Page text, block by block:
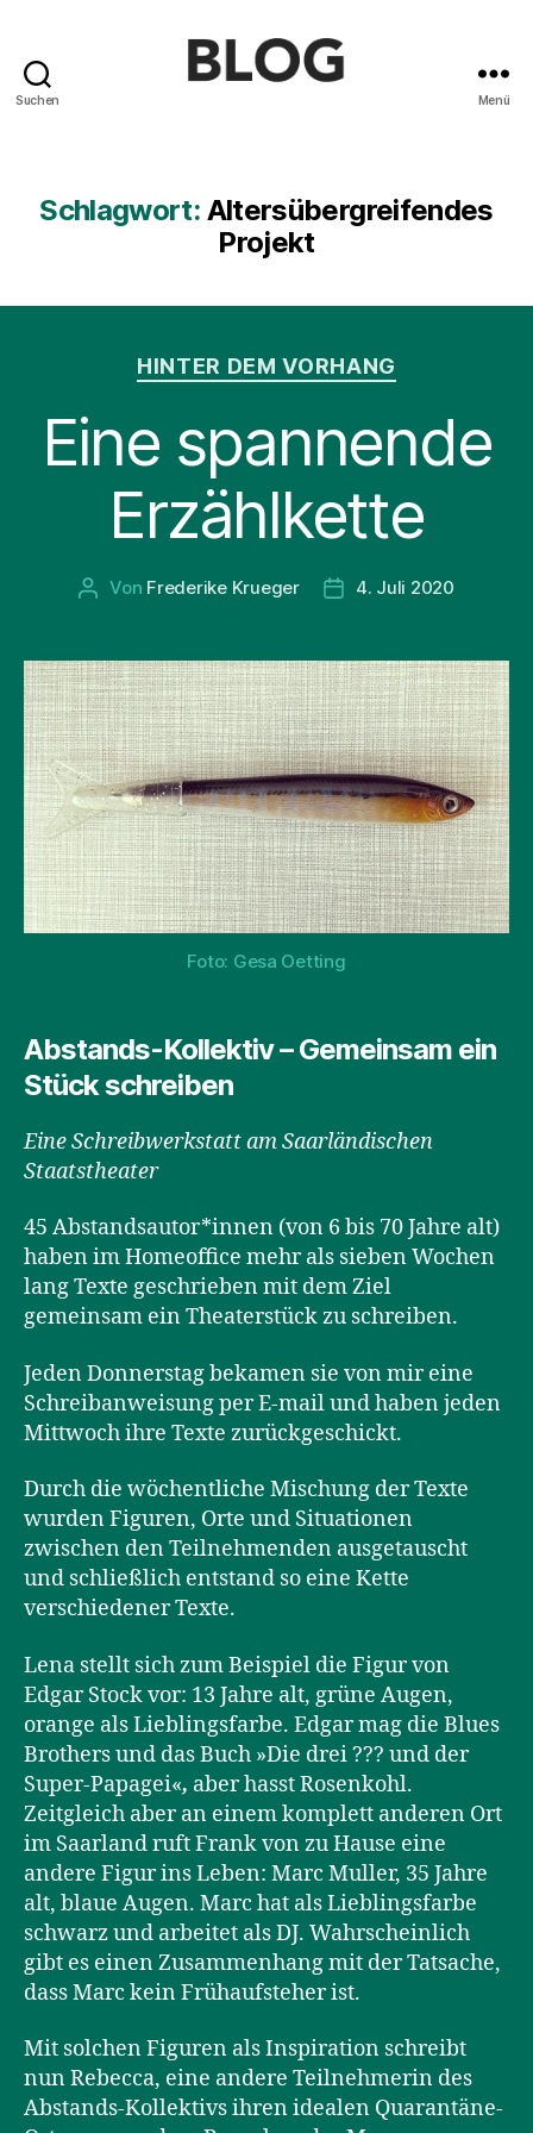
Suchen
Staatstheaters
Menü
Schlagwort: Altersübergreifendes
Projekt
Kategorien
HINTER DEM VORHANG
Eine spannende
Erzählkette
Beitragsautor
Von Frederike Krueger Beitragsdatum
4. Juli 2020
Foto: Gesa Oetting
Abstands-Kollektiv – Gemeinsam ein
Stück schreiben
Eine Schreibwerkstatt am Saarländischen
Staatstheater
45 Abstandsautor*innen (von 6 bis 70 Jahre alt)
haben im Homeoffice mehr als sieben Wochen
lang Texte geschrieben mit dem Ziel
gemeinsam ein Theaterstück zu schreiben.
Jeden Donnerstag bekamen sie von mir eine
Schreibanweisung per E-mail und haben jeden
Mittwoch ihre Texte zurückgeschickt.
Durch die wöchentliche Mischung der Texte
wurden Figuren, Orte und Situationen
zwischen den Teilnehmenden ausgetauscht
und schließlich entstand so eine Kette
verschiedener Texte.
Lena stellt sich zum Beispiel die Figur von
Edgar Stock vor: 13 Jahre alt, grüne Augen,
orange als Lieblingsfarbe. Edgar mag die Blues
Brothers und das Buch »Die drei ??? und der
Super-Papagei«, aber hasst Rosenkohl.
Zeitgleich aber an einem komplett anderen Ort
im Saarland ruft Frank von zu Hause eine
andere Figur ins Leben: Marc Muller, 35 Jahre
alt, blaue Augen. Marc hat als Lieblingsfarbe
schwarz und arbeitet als DJ. Wahrscheinlich
gibt es einen Zusammenhang mit der Tatsache,
dass Marc kein Frühaufsteher ist.
Mit solchen Figuren als Inspiration schreibt
nun Rebecca, eine andere Teilnehmerin des
Abstands-Kollektivs ihren idealen Quarantäne-